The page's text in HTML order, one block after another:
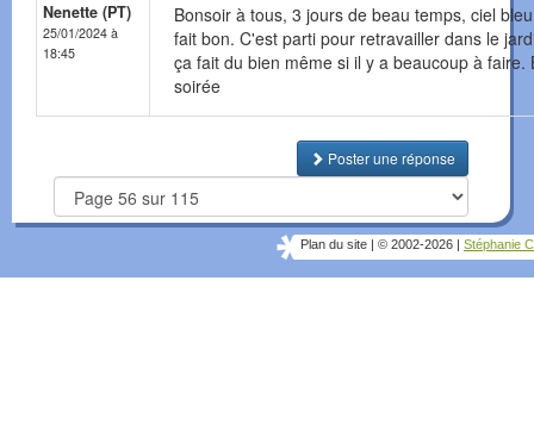
Nenette (PT)
25/01/2024 à
18:45
Bonsoir à tous, 3 jours de beau temps, ciel
fait bon. C'est parti pour retravailler dans le
ça fait du bien même si il y a beaucoup à faire.
soirée
Poster une réponse
Plan du site © 2002-2026 Stéphanie C